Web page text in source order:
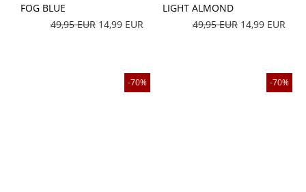
FOG BLUE
49,95 EUR 14,99 EUR
LIGHT ALMOND
49,95 EUR 14,99 EUR
70% 70%